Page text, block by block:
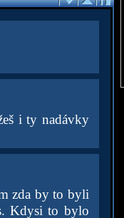
i ty nadávky
zda by to byli
Kdysi to bylo